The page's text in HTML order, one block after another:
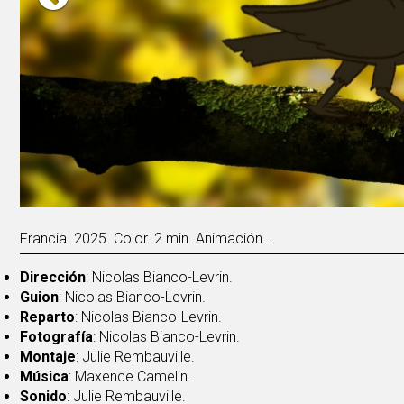
Francia. 2025. Color. 2 min. Animación. .
Dirección: Nicolas Bianco-Levrin.
Guion: Nicolas Bianco-Levrin.
Reparto: Nicolas Bianco-Levrin.
Fotografía: Nicolas Bianco-Levrin.
Montaje: Julie Rembauville.
Música: Maxence Camelin.
Sonido: Julie Rembauville.